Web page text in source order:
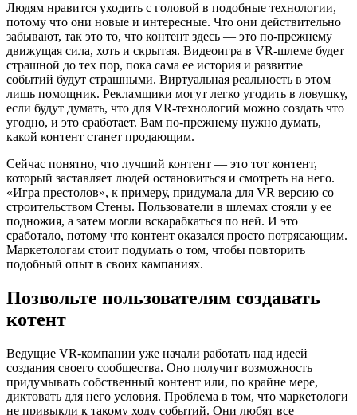
Людям нравится уходить с головой в подобные технологии,
потому что они новые и интересные. Что они действительно
забывают, так это то, что контент здесь — это по-прежнему
движущая сила, хоть и скрытая. Видеоигра в VR-шлеме будет
страшной до тех пор, пока сама ее история и развитие
событий будут страшными. Виртуальная реальность в этом
лишь помощник. Рекламщики могут легко угодить в ловушку,
если будут думать, что для VR-технологий можно создать что
угодно, и это сработает. Вам по-прежнему нужно думать,
какой контент станет продающим.
Сейчас понятно, что лучший контент — это тот контент,
который заставляет людей остановиться и смотреть на него.
«Игра престолов», к примеру, придумала для VR версию со
строительством Стены. Пользователи в шлемах стояли у ее
подножия, а затем могли вскарабкаться по ней. И это
сработало, потому что контент оказался просто потрясающим.
Маркетологам стоит подумать о том, чтобы повторить
подобный опыт в своих кампаниях.
Позвольте пользователям создавать
котент
Ведущие VR-компании уже начали работать над идеей
создания своего сообщества. Оно получит возможность
придумывать собственный контент или, по крайне мере,
диктовать для него условия. Проблема в том, что маркетологи
не привыкли к такому ходу событий. Они любят все